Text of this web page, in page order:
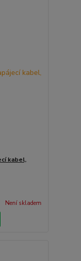
kabel,
Není skladem